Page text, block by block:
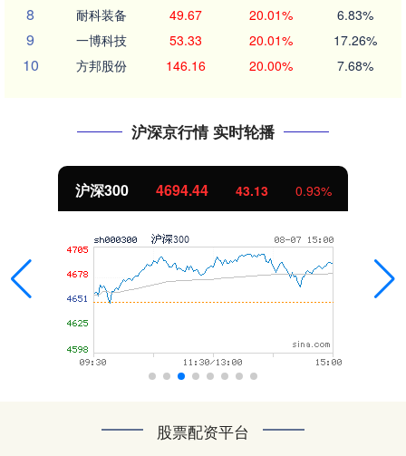
8 耐科装备 49.67 20.01% 6.83%
9 一博科技 53.33 20.01% 17.26%
10 方邦股份 146.16 20.00% 7.68%
沪深京行情 实时轮播
沪深300 4694.44 43.13 0.93%
股票配资平台